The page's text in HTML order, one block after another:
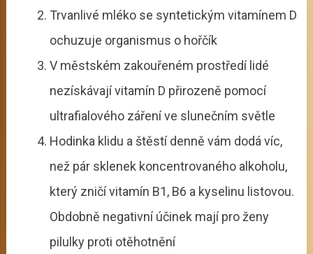
Trvanlivé mléko se syntetickým vitamínem D
ochuzuje organismus o hořčík
V městském zakouřeném prostředí lidé
nezískávají vitamín D přirozeně pomocí
ultrafialového záření ve slunečním světle
Hodinka klidu a štěstí denně vám dodá víc,
než pár sklenek koncentrovaného alkoholu,
který zničí vitamín B1, B6 a kyselinu listovou.
Obdobně negativní účinek mají pro ženy
pilulky proti otěhotnění